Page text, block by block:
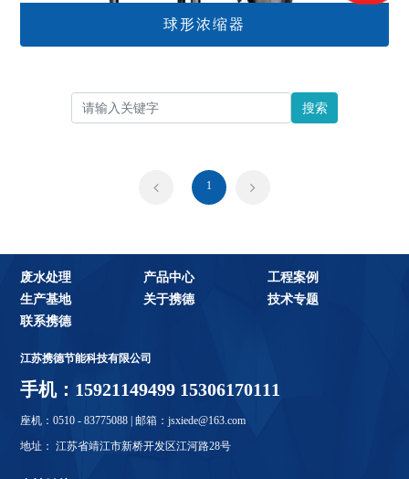
球形浓缩器
搜索
1
废水处理 产品中心
工程案例
生产基地
关于携德
技术专题
联系携德
江苏携德节能科技有限公司
手机：15921149499 15306170111
座机：0510 - 83775088 | 邮箱：jsxiede@163.com
地址： 江苏省靖江市新桥开发区江河路28号